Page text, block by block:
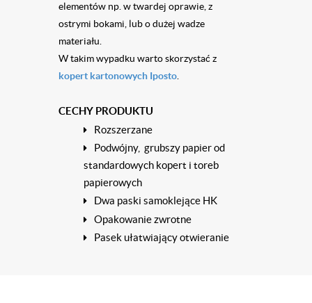
elementów np. w twardej oprawie, z
ostrymi bokami, lub o dużej wadze
materiału.
W takim wypadku warto skorzystać z
kopert kartonowych Iposto.
CECHY PRODUKTU
Rozszerzane
Podwójny, grubszy papier od
standardowych kopert i toreb
papierowych
Dwa paski samoklejące HK
Opakowanie zwrotne
Pasek ułatwiający otwieranie